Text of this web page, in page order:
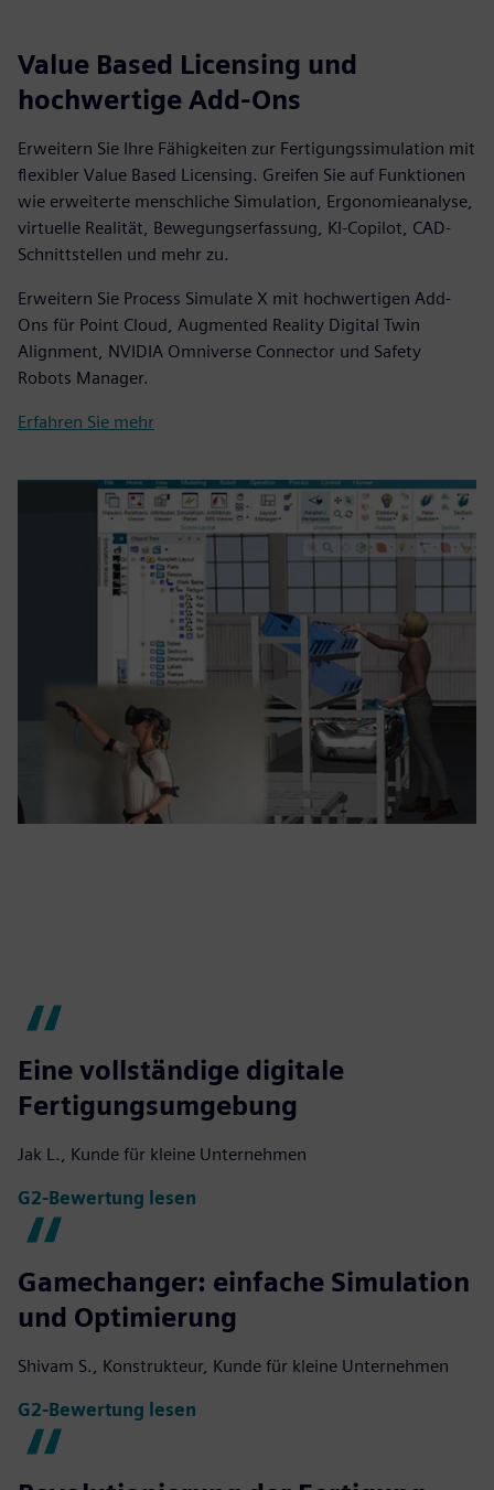
Value Based Licensing und
hochwertige Add-Ons
Erweitern Sie Ihre Fähigkeiten zur Fertigungssimulation mit
flexibler Value Based Licensing. Greifen Sie auf Funktionen
wie erweiterte menschliche Simulation, Ergonomieanalyse,
virtuelle Realität, Bewegungserfassung, KI-Copilot, CAD-
Schnittstellen und mehr zu.
Erweitern Sie Process Simulate X mit hochwertigen Add-
Ons für Point Cloud, Augmented Reality Digital Twin
Alignment, NVIDIA Omniverse Connector und Safety
Robots Manager.
Erfahren Sie mehr
Eine vollständige digitale
Fertigungsumgebung
Jak L., Kunde für kleine Unternehmen
G2-Bewertung lesen
Gamechanger: einfache Simulation
und Optimierung
Shivam S., Konstrukteur, Kunde für kleine Unternehmen
G2-Bewertung lesen